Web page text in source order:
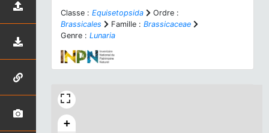
Classe : Equisetopsida
Ordre :
Brassicales
Famille : Brassicaceae
Genre : Lunaria
+